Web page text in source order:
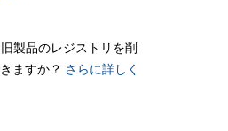
製品のレジストリを削
ますか？ さらに詳しく